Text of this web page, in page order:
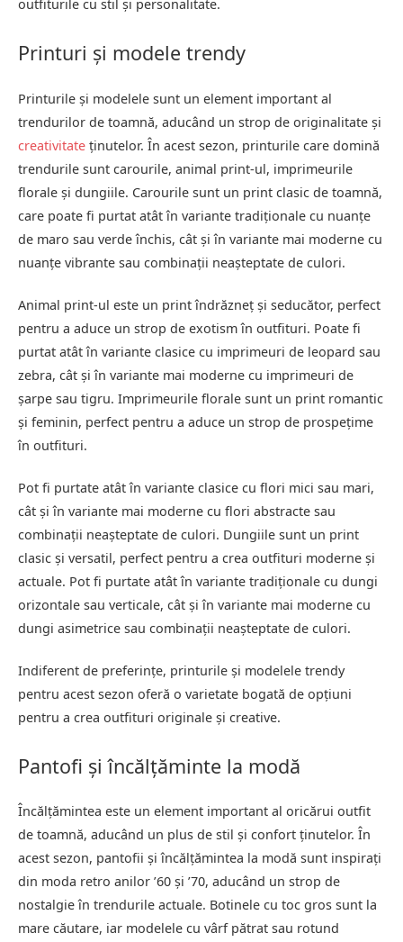
outfiturile cu stil și personalitate.
Printuri și modele trendy
Printurile și modelele sunt un element important al
trendurilor de toamnă, aducând un strop de originalitate și
creativitate ținutelor. În acest sezon, printurile care domină
trendurile sunt carourile, animal print-ul, imprimeurile
florale și dungiile. Carourile sunt un print clasic de toamnă,
care poate fi purtat atât în variante tradiționale cu nuanțe
de maro sau verde închis, cât și în variante mai moderne cu
nuanțe vibrante sau combinații neașteptate de culori.
Animal print-ul este un print îndrăzneț și seducător, perfect
pentru a aduce un strop de exotism în outfituri. Poate fi
purtat atât în variante clasice cu imprimeuri de leopard sau
zebra, cât și în variante mai moderne cu imprimeuri de
șarpe sau tigru. Imprimeurile florale sunt un print romantic
și feminin, perfect pentru a aduce un strop de prospețime
în outfituri.
Pot fi purtate atât în variante clasice cu flori mici sau mari,
cât și în variante mai moderne cu flori abstracte sau
combinații neașteptate de culori. Dungiile sunt un print
clasic și versatil, perfect pentru a crea outfituri moderne și
actuale. Pot fi purtate atât în variante tradiționale cu dungi
orizontale sau verticale, cât și în variante mai moderne cu
dungi asimetrice sau combinații neașteptate de culori.
Indiferent de preferințe, printurile și modelele trendy
pentru acest sezon oferă o varietate bogată de opțiuni
pentru a crea outfituri originale și creative.
Pantofi și încălțăminte la modă
Încălțămintea este un element important al oricărui outfit
de toamnă, aducând un plus de stil și confort ținutelor. În
acest sezon, pantofii și încălțămintea la modă sunt inspirați
din moda retro anilor ’60 și ’70, aducând un strop de
nostalgie în trendurile actuale. Botinele cu toc gros sunt la
mare căutare, iar modelele cu vârf pătrat sau rotund